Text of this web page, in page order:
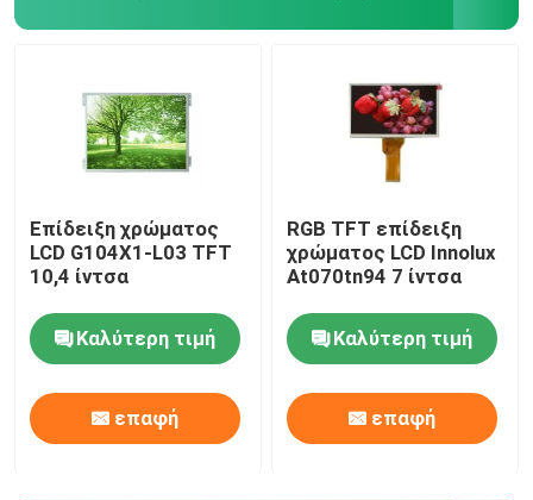
Επίδειξη χρώματος
LCD G104X1-L03 TFT
10,4 ίντσα
Καλύτερη τιμή
επαφή
RGB TFT επίδειξη
χρώματος LCD Innolux
At070tn94 7 ίντσα
Καλύτερη τιμή
επαφή